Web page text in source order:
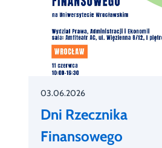
03.06.2026
Dni Rzecznika
Finansowego